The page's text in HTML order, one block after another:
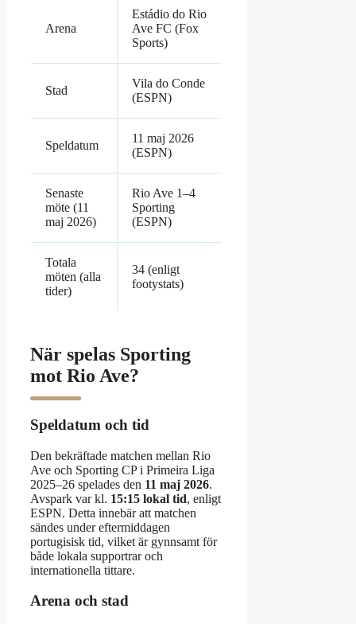
Arena
Estádio do Rio
Ave FC (Fox
Sports)
Stad
Vila do Conde
(ESPN)
Speldatum
11 maj 2026
(ESPN)
Senaste
möte (11
maj 2026)
Rio Ave 1–4
Sporting
(ESPN)
Totala
möten (alla
tider)
34 (enligt
footystats)
När spelas Sporting
mot Rio Ave?
Speldatum och tid
Den bekräftade matchen mellan Rio
Ave och Sporting CP i Primeira Liga
2025–26 spelades den 11 maj 2026.
Avspark var kl. 15:15 lokal tid, enligt
ESPN. Detta innebär att matchen
sändes under eftermiddagen
portugisisk tid, vilket är gynnsamt för
både lokala supportrar och
internationella tittare.
Arena och stad